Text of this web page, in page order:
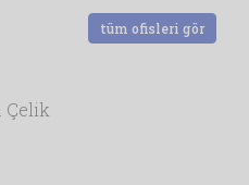
tüm ofisleri gör
Çelik